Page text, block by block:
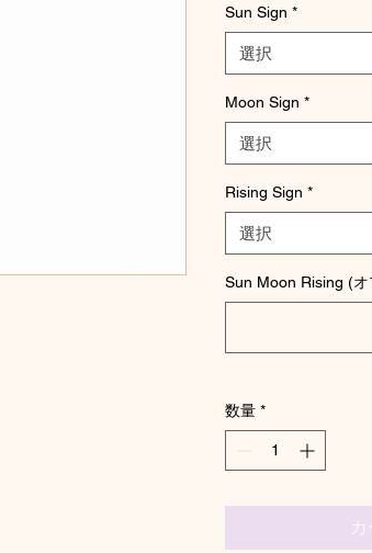
Sun Sign *
選択
Moon Sign *
選択
Rising Sign *
選択
Sun Moon Rising (オ
数量 *